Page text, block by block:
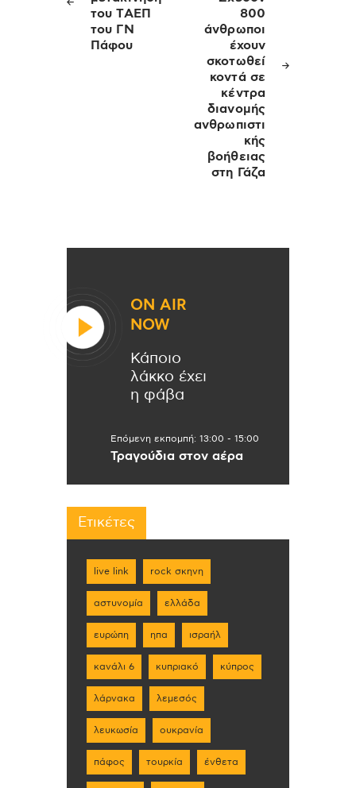
του ΤΑΕΠ
του ΓΝ
Πάφου
800
άνθρωποι
έχουν
σκοτωθεί
κοντά σε
κέντρα
διανομής
ανθρωπιστι
κής
βοήθειας
στη Γάζα
ON AIR
NOW
Κάποιο
λάκκο έχει
η φάβα
Επόμενη εκπομπή: 13:00 - 15:00
Τραγούδια στον αέρα
Ετικέτες
live link rock σκηνη
αστυνομία ελλάδα
ευρώπη ηπα ισραήλ
κανάλι 6 κυπριακό κύπρος
λάρνακα λεμεσός
λευκωσία ουκρανία
πάφος τουρκία ένθετα